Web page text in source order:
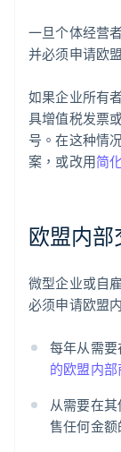
一旦个体经营
并必须申请欧
如果企业所有
具增值税发票
号。在这种情
案，或改用简
欧盟内部
微型企业或自
必须申请欧盟
每年从需
的欧盟内
从需要在
售任何金